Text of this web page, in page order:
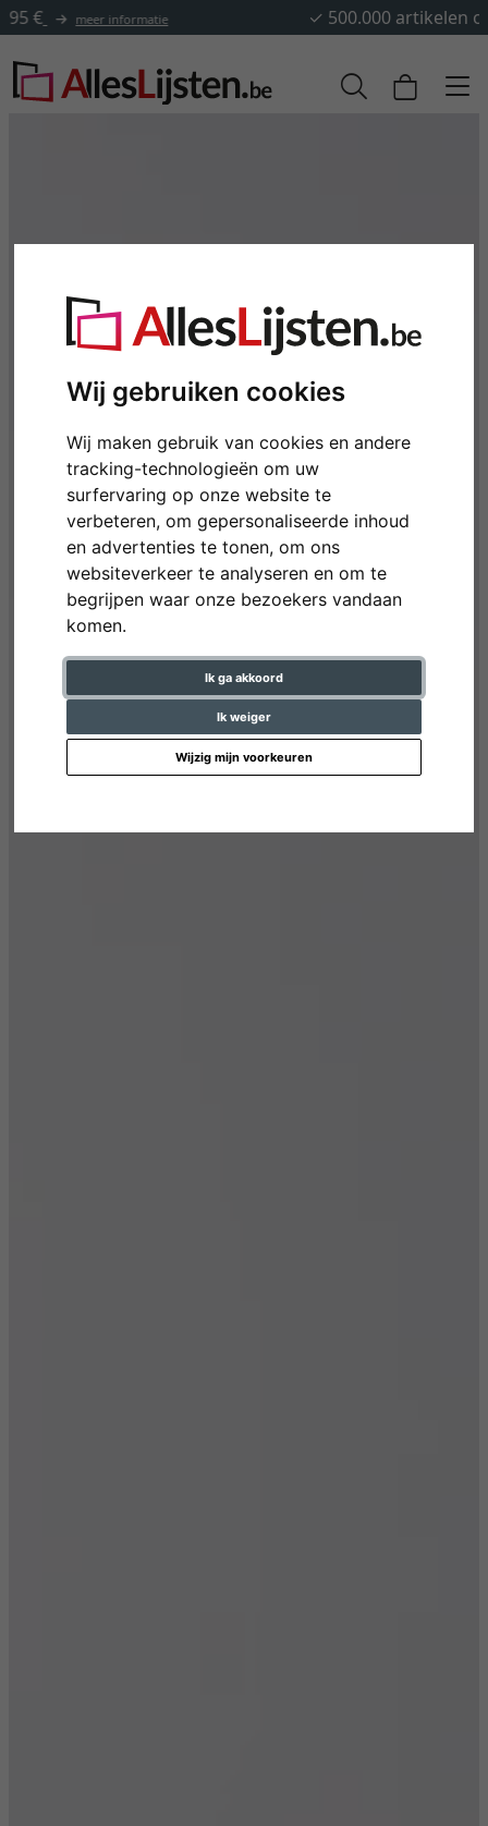
Wij gebruiken cookies
Wij maken gebruik van cookies en andere
tracking-technologieën om uw
surfervaring op onze website te
verbeteren, om gepersonaliseerde inhoud
en advertenties te tonen, om ons
websiteverkeer te analyseren en om te
begrijpen waar onze bezoekers vandaan
komen.
Ik ga akkoord
Ik weiger
Wijzig mijn voorkeuren
✓500.000 artikelen om uit te kiezen